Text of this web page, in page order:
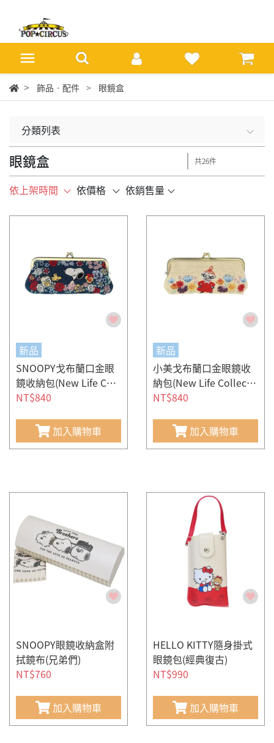
飾品‧配件 眼鏡盒
分類列表
眼鏡盒 共26件
依上架時間 依價格 依銷售量
新品
SNOOPY戈布蘭口金眼
鏡收納包(New Life Coll
ection-繽紛花卉)
NT$840
加入購物車
新品
小美戈布蘭口金眼鏡收
納包(New Life Collecti
on-午後花園)
NT$840
加入購物車
SNOOPY眼鏡收納盒附
拭鏡布(兄弟們)
NT$760
加入購物車
HELLO KITTY隨身掛式
眼鏡包(經典復古)
NT$990
加入購物車